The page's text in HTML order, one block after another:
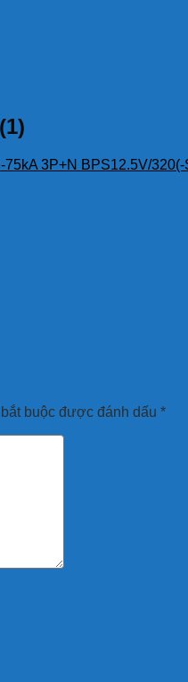
3P+N BPS12.5V/
buộc được đánh dấu *